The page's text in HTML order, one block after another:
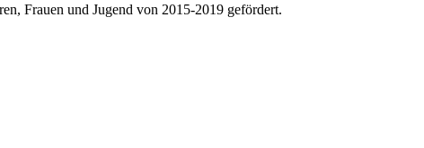
Frauen und Jugend von 2015-2019 gefördert.